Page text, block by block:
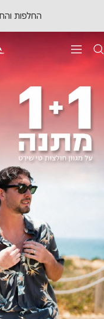
החלפות
ניווט